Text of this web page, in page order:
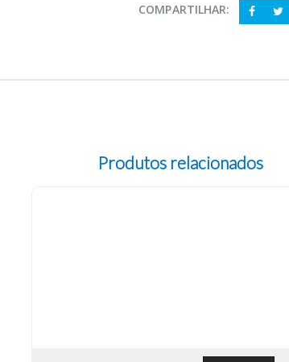
COMPARTILHAR:
Produtos relacionados